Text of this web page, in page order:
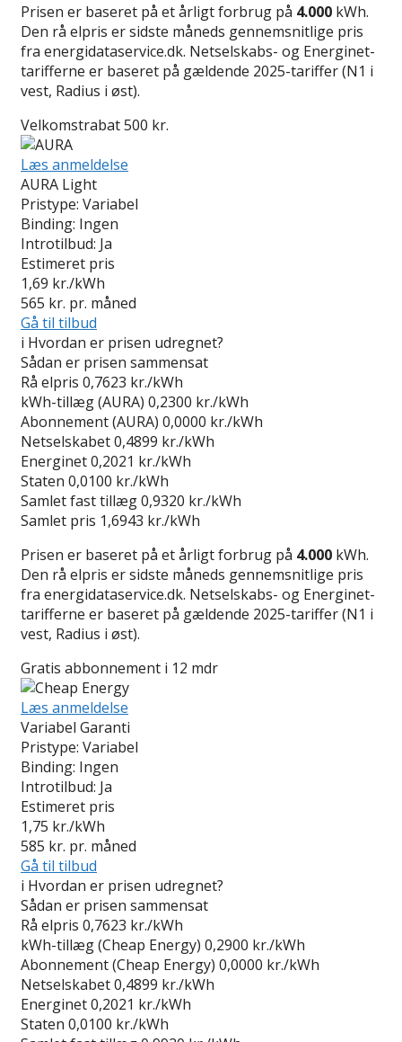
Prisen er baseret på et årligt forbrug på 4.000 kWh.
Den rå elpris er sidste måneds gennemsnitlige pris
fra energidataservice.dk. Netselskabs- og Energinet-
tarifferne er baseret på gældende 2025-tariffer (N1 i
vest, Radius i øst).
Velkomstrabat 500 kr.
Læs anmeldelse
AURA Light
Pristype: Variabel
Binding: Ingen
Introtilbud: Ja
Estimeret pris
1,69 kr./kWh
565 kr. pr. måned
Gå til tilbud
i Hvordan er prisen udregnet?
Sådan er prisen sammensat
Rå elpris 0,7623 kr./kWh
kWh-tillæg (AURA) 0,2300 kr./kWh
Abonnement (AURA) 0,0000 kr./kWh
Netselskabet0,4899 kr./kWh
Energinet0,2021 kr./kWh
Staten 0,0100 kr./kWh
Samlet fast tillæg0,9320 kr./kWh
Samlet pris 1,6943 kr./kWh
Prisen er baseret på et årligt forbrug på 4.000 kWh.
Den rå elpris er sidste måneds gennemsnitlige pris
fra energidataservice.dk. Netselskabs- og Energinet-
tarifferne er baseret på gældende 2025-tariffer (N1 i
vest, Radius i øst).
Gratis abbonnement i 12 mdr
Læs anmeldelse
Variabel Garanti
Pristype: Variabel
Binding: Ingen
Introtilbud: Ja
Estimeret pris
1,75 kr./kWh
585 kr. pr. måned
Gå til tilbud
i Hvordan er prisen udregnet?
Sådan er prisen sammensat
Rå elpris 0,7623 kr./kWh
kWh-tillæg (Cheap Energy) 0,2900 kr./kWh
Abonnement (Cheap Energy) 0,0000 kr./kWh
Netselskabet0,4899 kr./kWh
Energinet0,2021 kr./kWh
Staten 0,0100 kr./kWh